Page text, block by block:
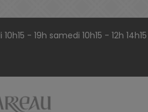
- 19h samedi 10h15 - 12h